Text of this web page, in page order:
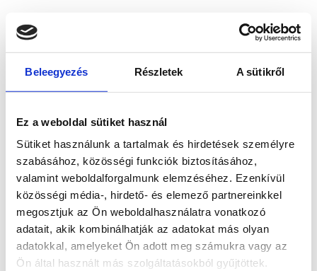
Beleegyezés Részletek A sütikről
Ez a weboldal sütiket használ
Sütiket használunk a tartalmak és hirdetések személyre
szabásához, közösségi funkciók biztosításához,
valamint weboldalforgalmunk elemzéséhez. Ezenkívül
közösségi média-, hirdető- és elemező partnereinkkel
megosztjuk az Ön weboldalhasználatra vonatkozó
adatait, akik kombinálhatják az adatokat más olyan
adatokkal, amelyeket Ön adott meg számukra vagy az
Ön által használt más szolgáltatásokból gyűjtöttek.